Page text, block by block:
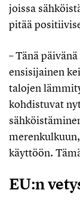
joissa
pitää
– Tänä
ensisijainen
talojen
kohdistuvat
käyttöön.
EU:n